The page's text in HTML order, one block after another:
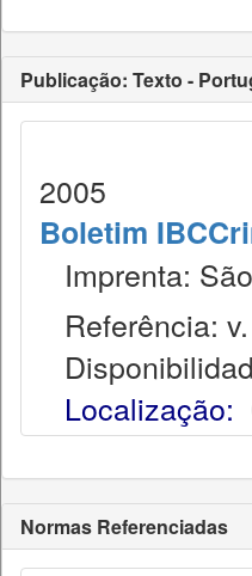
Publicação: Texto -
2005
Boletim
Imprenta:
Referência:
Localização:
Normas Referenciadas